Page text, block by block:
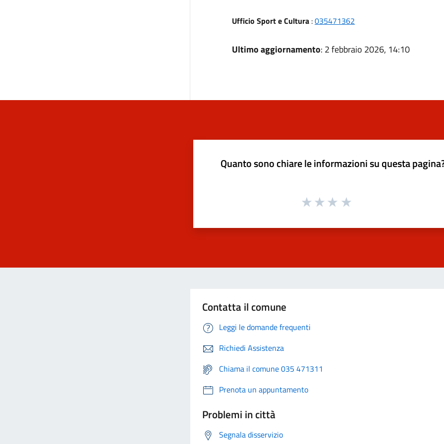
Ufficio Sport e Cultura:035471362
Ultimo aggiornamento: 2 febbraio 2026, 14:10
Quanto sono chiare le informazioni su questa
Contatta il comune
Leggi le domande frequenti
Richiedi Assistenza
Chiama il comune 035 471311
Prenota un appuntamento
Problemi in città
Segnala disservizio